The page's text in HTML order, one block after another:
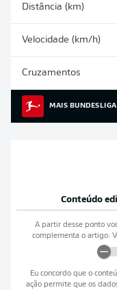
Distância (km)
Velocidade (km/h)
Cruzamentos
MAIS
Conteúdo
A partir desse ponto
complementa o artigo.
Eu concordo que o
ação permite que os